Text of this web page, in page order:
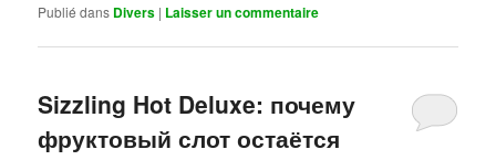
Publié dans Divers | Laisser un commentaire
Sizzling Hot Deluxe: почему
фруктовый слот остаётся